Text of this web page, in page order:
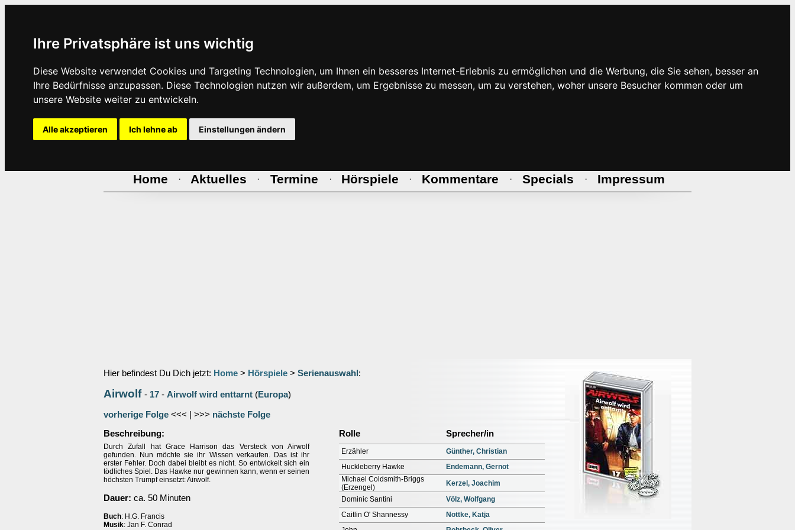
Ihre Privatsphäre ist uns wichtig
Diese Website verwendet Cookies und Targeting Technologien, um Ihnen ein besseres Internet-Erlebnis zu ermöglichen und die Werbung, die Sie sehen, besser an
Ihre Bedürfnisse anzupassen. Diese Technologien nutzen wir außerdem, um Ergebnisse zu messen, um zu verstehen, woher unsere Besucher kommen oder um
unsere Website weiter zu entwickeln.
Alle akzeptieren Ich lehne ab Einstellungen ändern
Home · Aktuelles · Termine · Hörspiele · Kommentare · Specials · Impressum
Hier befindest Du Dich jetzt: Home > Hörspiele > Serienauswahl :
Airwolf - 17 - Airwolf wird enttarnt (Europa)
vorherige Folge <<< | >>> nächste Folge
Beschreibung:
Durch Zufall hat Grace Harrison das Versteck von Airwolf
gefunden. Nun möchte sie ihr Wissen verkaufen. Das ist ihr
erster Fehler. Doch dabei bleibt es nicht. So entwickelt sich ein
tödliches Spiel. Das Hawke nur gewinnen kann, wenn er seinen
höchsten Trumpf einsetzt: Airwolf.
Dauer: ca. 50 Minuten
Buch: H.G. Francis
Musik: Jan F. Conrad
Rolle Sprecher/in
Erzähler
Günther, Christian
Huckleberry Hawke
Endemann, Gernot
Michael Coldsmith-Briggs
(Erzengel)
Kerzel, Joachim
Dominic Santini
Völz, Wolfgang
Caitlin O' Shannessy
Nottke, Katja